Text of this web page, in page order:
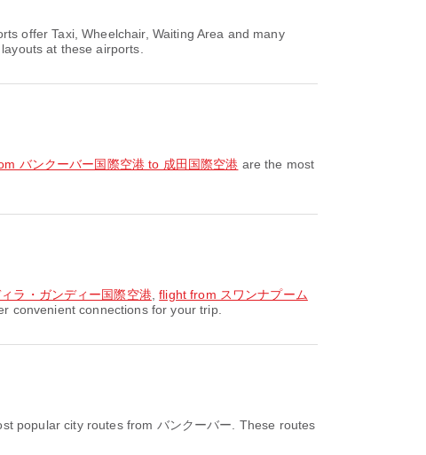
offer Taxi, Wheelchair, Waiting Area and many
at these airports.
バンクーバー国際空港 to 成田国際空港 are the most
ラ・ガンディー国際空港,flight from スワンナプーム
convenient connections for your trip.
popular city routes from バンクーバー. These routes